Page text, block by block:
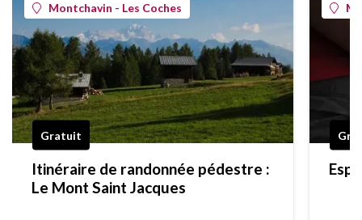
Montchavin - Les Coches
Gratuit
Itinéraire de randonnée pédestre :
Le Mont Saint Jacques